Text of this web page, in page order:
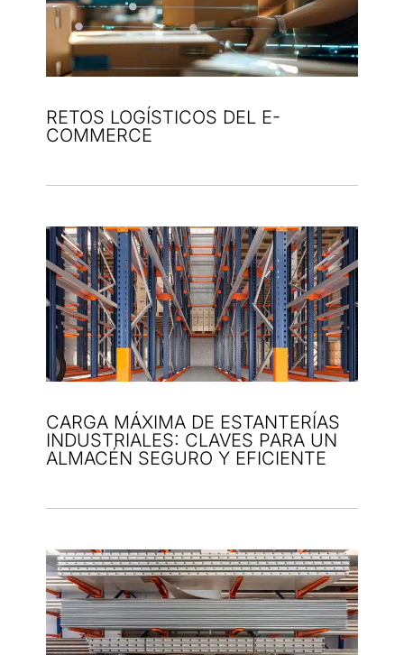
RETOS LOGÍSTICOS DEL E-
COMMERCE
CARGA MÁXIMA DE ESTANTERÍAS
INDUSTRIALES: CLAVES PARA UN
ALMACÉN SEGURO Y EFICIENTE